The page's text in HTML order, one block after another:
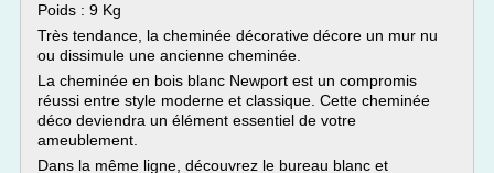
Poids : 9 Kg
Très tendance, la cheminée décorative décore un mur nu
ou dissimule une ancienne cheminée.
La cheminée en bois blanc Newport est un compromis
réussi entre style moderne et classique. Cette cheminée
déco deviendra un élément essentiel de votre
ameublement.
Dans la même ligne, découvrez le bureau blanc et